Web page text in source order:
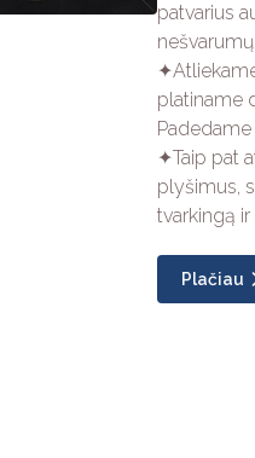
patvarius
nešvarumų.
platiname
✦Taip pat
plyšimus,
tvarkingą
Plačiau